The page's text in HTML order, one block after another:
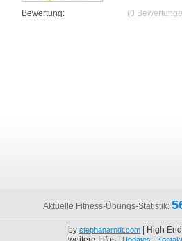
Bewertung: (0
Aktuelle Fitness-Übungs-Statistik:
by stephanarndt.com | High